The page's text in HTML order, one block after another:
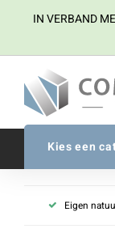
IN VERBAND
Kies een
Eigen